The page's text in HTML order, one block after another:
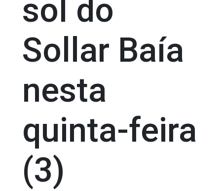
sol do
Sollar Baía
nesta
quinta-feira
(3)